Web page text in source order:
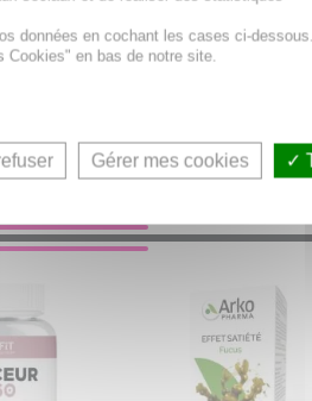
données en cochant les cases ci-
en bas de notre site.
Gérer mes cookies